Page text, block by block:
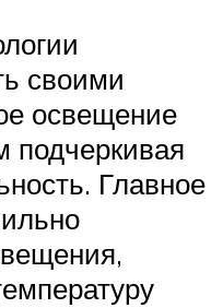
своими
освещение
подчеркивая
Главное